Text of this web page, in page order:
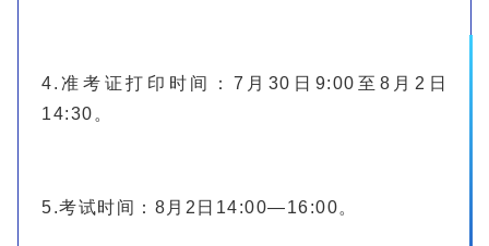
4.准考证打印时间：7月30日9:00至8月2日
14:30。
5.考试时间：8月2日14:00—16:00。